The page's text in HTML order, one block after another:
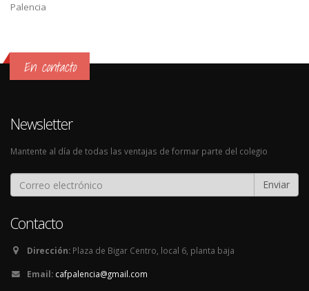
Palencia
En contacto
Newsletter
Mantente al día de todas las ventajas de formar parte del colegio
Enviar
Contacto
Dirección: Plaza de Bigar Centro, local 6, planta baja
Email: cafpalencia@gmail.com